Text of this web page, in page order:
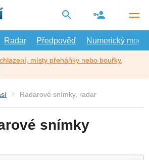
Radar Předpověď Numerický model
místy přeháňky nebo bouřky,
Radarové snímky, radar
snímky